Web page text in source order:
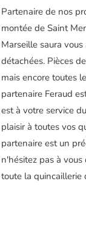
Partenaire de nos
montée de Saint
Marseille saura
détachées. Pièces
mais encore toutes
partenaire Feraud
est à votre service
plaisir à toutes vos
partenaire est un
n'hésitez pas à
toute la quincaillerie